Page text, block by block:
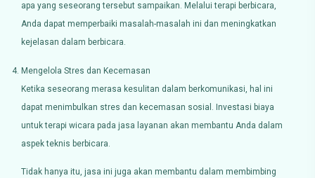
apa yang seseorang tersebut sampaikan. Melalui terapi berbicara,
Anda dapat memperbaiki masalah-masalah ini dan meningkatkan
kejelasan dalam berbicara.
Mengelola Stres dan Kecemasan
Ketika seseorang merasa kesulitan dalam berkomunikasi, hal ini
dapat menimbulkan stres dan kecemasan sosial. Investasi biaya
untuk terapi wicara pada jasa layanan akan membantu Anda dalam
aspek teknis berbicara.
Tidak hanya itu, jasa ini juga akan membantu dalam membimbing